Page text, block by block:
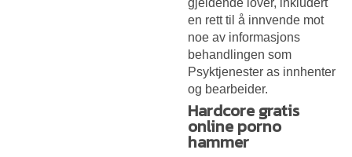
gjeldende lover, inkludert
en rett til å innvende mot
noe av informasjons
behandlingen som
Psyktjenester as innhenter
og bearbeider.
Hardcore gratis
online porno
hammer